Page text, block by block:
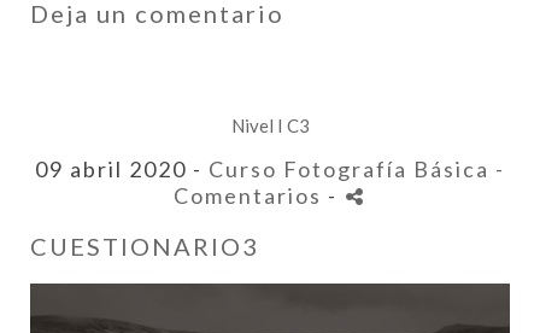
Deja un comentario
Nivel I C3
09 abril 2020 - Curso Fotografía Básica -
Comentarios -
CUESTIONARIO3